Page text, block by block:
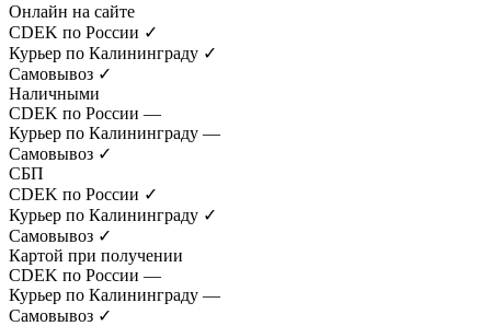
Онлайн на сайте
CDEK по России ✓
Курьер по Калининграду ✓
Самовывоз ✓
Наличными
CDEK по России —
Курьер по Калининграду —
Самовывоз ✓
СБП
CDEK по России ✓
Курьер по Калининграду ✓
Самовывоз ✓
Картой при получении
CDEK по России —
Курьер по Калининграду —
Самовывоз ✓